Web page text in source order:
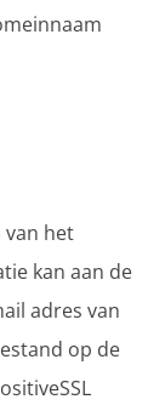
van het
kan aan de
adres van
op de